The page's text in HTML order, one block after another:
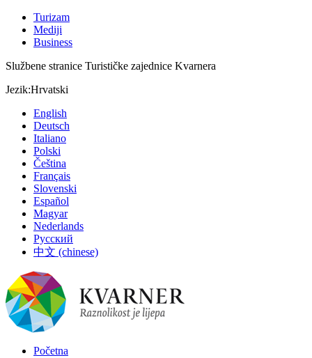
Turizam
Mediji
Business
Službene stranice Turističke zajednice Kvarnera
Jezik:Hrvatski
English
Deutsch
Italiano
Polski
Čeština
Français
Slovenski
Español
Magyar
Nederlands
Русский
中文 (chinese)
Početna